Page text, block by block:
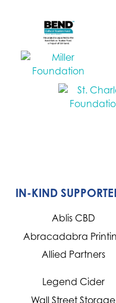
IN-KIND
Ablis CBD
Abracadabra
Allied Partners
Legend Cider
Wall Street Storage